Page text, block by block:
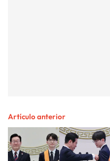
Artículo anterior